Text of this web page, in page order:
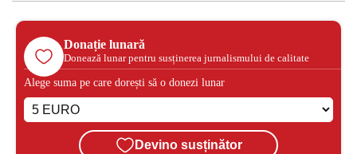
Donație lunară
Donează lunar pentru susținerea jurnalismului de calitate
Alege suma pe care dorești să o donezi lunar
Devino susținător